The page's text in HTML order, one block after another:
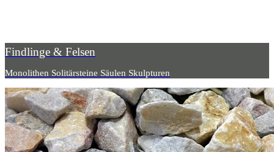
Findlinge & Felsen
Monolithen Solitärsteine Säulen Skulpturen